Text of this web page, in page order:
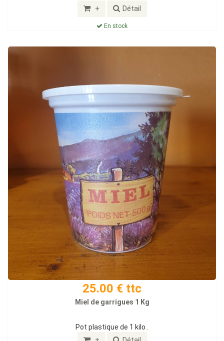
+ Détail
En stock
25.00 € ttc
Miel de garrigues 1 Kg
Pot plastique de 1 kilo .